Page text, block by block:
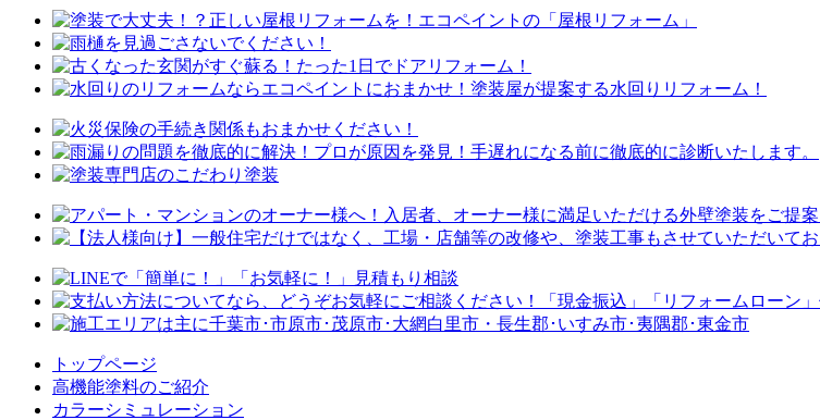
トップページ
⾼機能塗料のご紹介
カラーシミュレーション